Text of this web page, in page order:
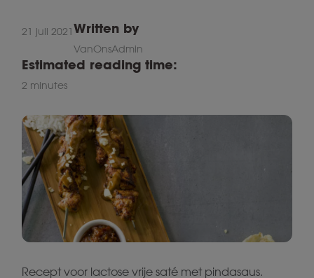
21 juli 2021Written by
VanOnsAdmin
Estimated reading time:
2 minutes
Recept voor lactose vrije saté met pindasaus.